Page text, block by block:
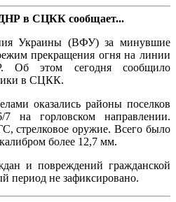
ДНР в СЦКК сообщает...
Украины (ВФУ) за минувшие
прекращения огня на линии
Об этом сегодня сообщило
в СЦКК.
оказались районы поселков
на горловском направлении.
стрелковое оружие. Всего было
более 12,7 мм.
и повреждений гражданской
период не зафиксировано.